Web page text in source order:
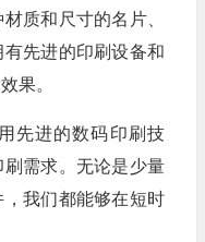
质和尺寸的名片、
先进的印刷设备和
果。
先进的数码印刷技
需求。无论是少量
我们都能够在短时